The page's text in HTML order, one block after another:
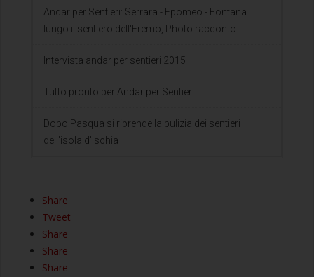
Andar per Sentieri: Serrara - Epomeo - Fontana
lungo il sentiero dell'Eremo, Photo racconto
Intervista andar per sentieri 2015
Tutto pronto per Andar per Sentieri
Dopo Pasqua si riprende la pulizia dei sentieri
dell'isola d'Ischia
Share
Tweet
Share
Share
Share